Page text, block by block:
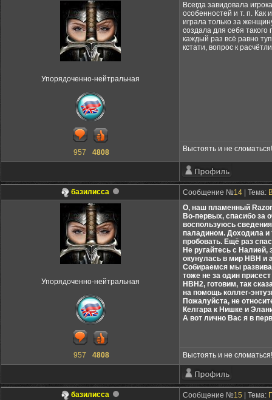
Упорядоченно-нейтральная
957 4808
Всегда завидовала
особенностей и т. п. Как
играла только за
создала для себя
каждый раз всё равно
кстати, вопрос к
Выстоять и не сломаться!
базилисса Сообщение №14 | Тема:
Упорядоченно-нейтральная
957 4808
О, наш пламенный
Во-первых, спасибо за
воспользуюсь
паладином. Доходила и
пробовать. Ещё раз
Не ругайтесь с
окунулась в мир НВН и
Собираемся мы
тоже не за один
НВН2, готовим, так
на помощь коллег-
Пожалуйста, не
Келгара к Нишке и
А вот лично Вас я в
Выстоять и не сломаться!
базилисса Сообщение №15 | Тема: